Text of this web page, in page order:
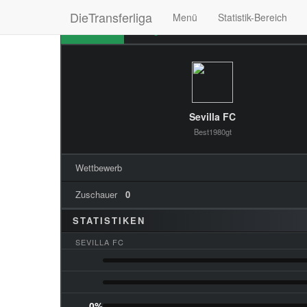
DieTransferliga Menü
Statistik-Bereich
Ereignisse
Sevilla FC
Best1980gt
Wettbewerb
Zuschauer
0
STATISTIKEN
SEVILLA FC